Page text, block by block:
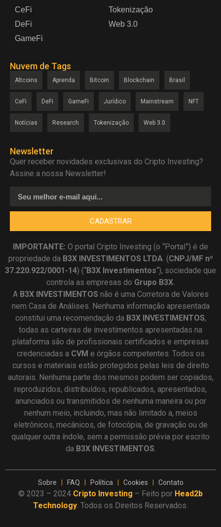
CeFi
DeFi
GameFi
Tokenização
Web 3.0
Nuvem de Tags
Altcoins Aprenda Bitcoin Blockchain Brasil
CeFi DeFi GameFi Jurídico Mainstream NFT
Notícias Research Tokenização Web 3.0
Newsletter
Quer receber novidades exclusivas do Cripto Investing?
Assine a nossa Newsletter!
CADASTRAR
IMPORTANTE: O portal Cripto Investing (o “Portal”) é de
propriedade da B3X INVESTIMENTOS LTDA. (CNPJ/MF nº
37.220.922/0001-14) (“B3X Investimentos“), sociedade que
controla as empresas do Grupo B3X.
A B3X INVESTIMENTOS não é uma Corretora de Valores
nem Casa de Análises. Nenhuma informação apresentada
constitui uma recomendação da B3X INVESTIMENTOS,
todas as carteiras de investimentos apresentadas na
plataforma são de profissionais certificados e empresas
credenciadas a CVM e órgãos competentes. Todos os
cursos e materiais estão protegidos pelas leis de direito
autorais. Nenhuma parte dos mesmos podem ser copiados,
reproduzidos, distribuídos, republicados, apresentados,
anunciados ou transmitidos de nenhuma maneira ou por
nenhum meio, incluindo, mas não limitado a, meios
eletrônicos, mecânicos, de fotocópia, de gravação ou de
qualquer outra índole, sem a permissão prévia por escrito
da B3X INVESTIMENTOS.
Sobre FAQ Política Cookies Contato
© 2023 – 2024 Cripto Investing – Feito por Head2b
Technology . Todos os Direitos Reservados.